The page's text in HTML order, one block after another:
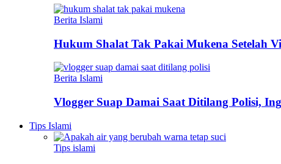
Berita Islami
Hukum Shalat Tak Pakai Mukena Setelah
Berita Islami
Vlogger Suap Damai Saat Ditilang Polisi,
Tips Islami
Tips islami